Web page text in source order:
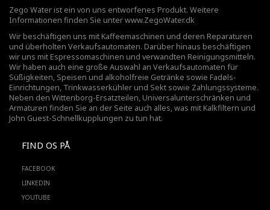
Zego Water ist ein von uns entworfenes Produkt. Weitere
Informationen finden Sie unterwww.ZegoWater.dk
Wir beschäftigen uns mit Kaffeemaschinen und deren Reparaturen
und überholten Verkaufsautomaten. Darüber hinaus beschäftigen
wir uns mit Espressomaschinen und verwandten Reinigungsmitteln.
Wir haben auch eine große Auswahl an Verkaufsautomaten für
Süßigkeiten, Speisen und alkoholfreie Getränke sowie Fadøls-
Einrichtungen, Trinkwasserkühler und Sekt sowie Zahlungssysteme.
Neben den Wittenborg-Ersatzteilen, Universalunterschränken und
Armaturen finden Sie an der Seite auch alles, was mit Kalkfiltern und
John Guest-Schnellkupplungen zu tun hat.
FIND OS PÅ
FACEBOOK
LINKEDIN
YOUTUBE